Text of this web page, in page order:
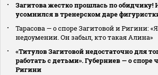
Загитова жестко прошлась по обидчику!
усомнился в тренерском даре
Тарасова — о споре Загитовой и Ригини:
недоумении. Он забыл, кто такая Алина»
«Титулов Загитовой недостаточно для
работать с детьми». Губерниев — о
Ригини